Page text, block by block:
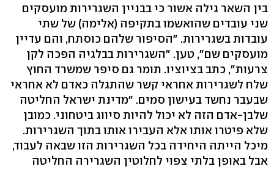
בין השאר גילה אשור כי בבניין השגרירות מועסקים
שני עובדים שהואשמו בתקיפה (אלימה) של שתי
עובדות בשגרירות. "הסיפור שלהם כוסתח, והם עדיין
מועסקים שם", טען. "השגרירות בבלגיה הפכה לקן
צרעות", כתב בציוציו. תומר גם סיפר שמשרד החוץ
שלח לשגרירות אחראי קשר שהתגלה כאדם לא אחראי
שבעבר נחשד בעישון סמים. "מדינת ישראל החליטה
שלבן-אדם הזה לא יכול להיות סיווג ביטחוני. כמובן
שלא פיטרו אותו אלא העבירו אותו בתוך השגרירות.
מיכל הייתה היחידה בכל השגרירות הזו שבאה לעבוד,
אבל באופן בלתי צפוי לחלוטין השגרירה החליטה